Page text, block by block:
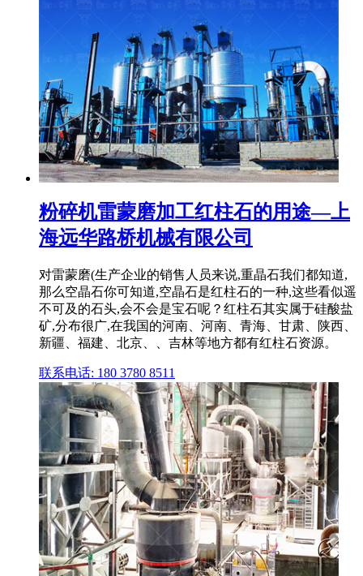
粉碎机雷蒙磨加工红柱石的用途—上
海远华路桥机械有限公司
对雷蒙磨(生产企业的销售人员来说,重晶石我们都知道,
那么空晶石你可知道,空晶石是红柱石的一种,这些看似遥
不可及的石头,会不会是宝石呢？红柱石其实属于硅酸盐
矿,分布很广,在我国的河南、河南、青海、甘肃、陕西、
新疆、福建、北京、、吉林等地方都有红柱石资源。
联系电话: 180 3780 8511